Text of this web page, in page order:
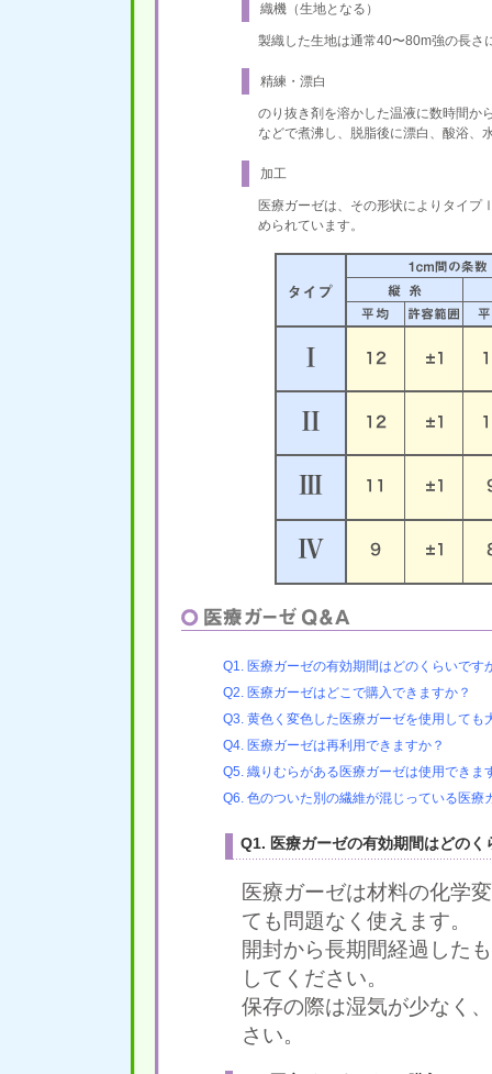
織機（生地となる）
製織した生地は通常40〜80m強の長さ
精練・漂白
のり抜き剤を溶かした温液に数時間か
などで煮沸し、脱脂後に漂白、酸浴、
加工
医療ガーゼは、その形状によりタイ
められています。
Q1. 医療ガーゼの有効期間はどのくらいです
Q2. 医療ガーゼはどこで購入できますか？
Q3. 黄色く変色した医療ガーゼを使用しても
Q4. 医療ガーゼは再利用できますか？
Q5. 織りむらがある医療ガーゼは使用できま
Q6. 色のついた別の繊維が混じっている医療
Q1. 医療ガーゼの有効期間はどのく
医療ガーゼは材料の化学
ても問題なく使えます。
開封から長期間経過した
してください。
保存の際は湿気が少なく
さい。